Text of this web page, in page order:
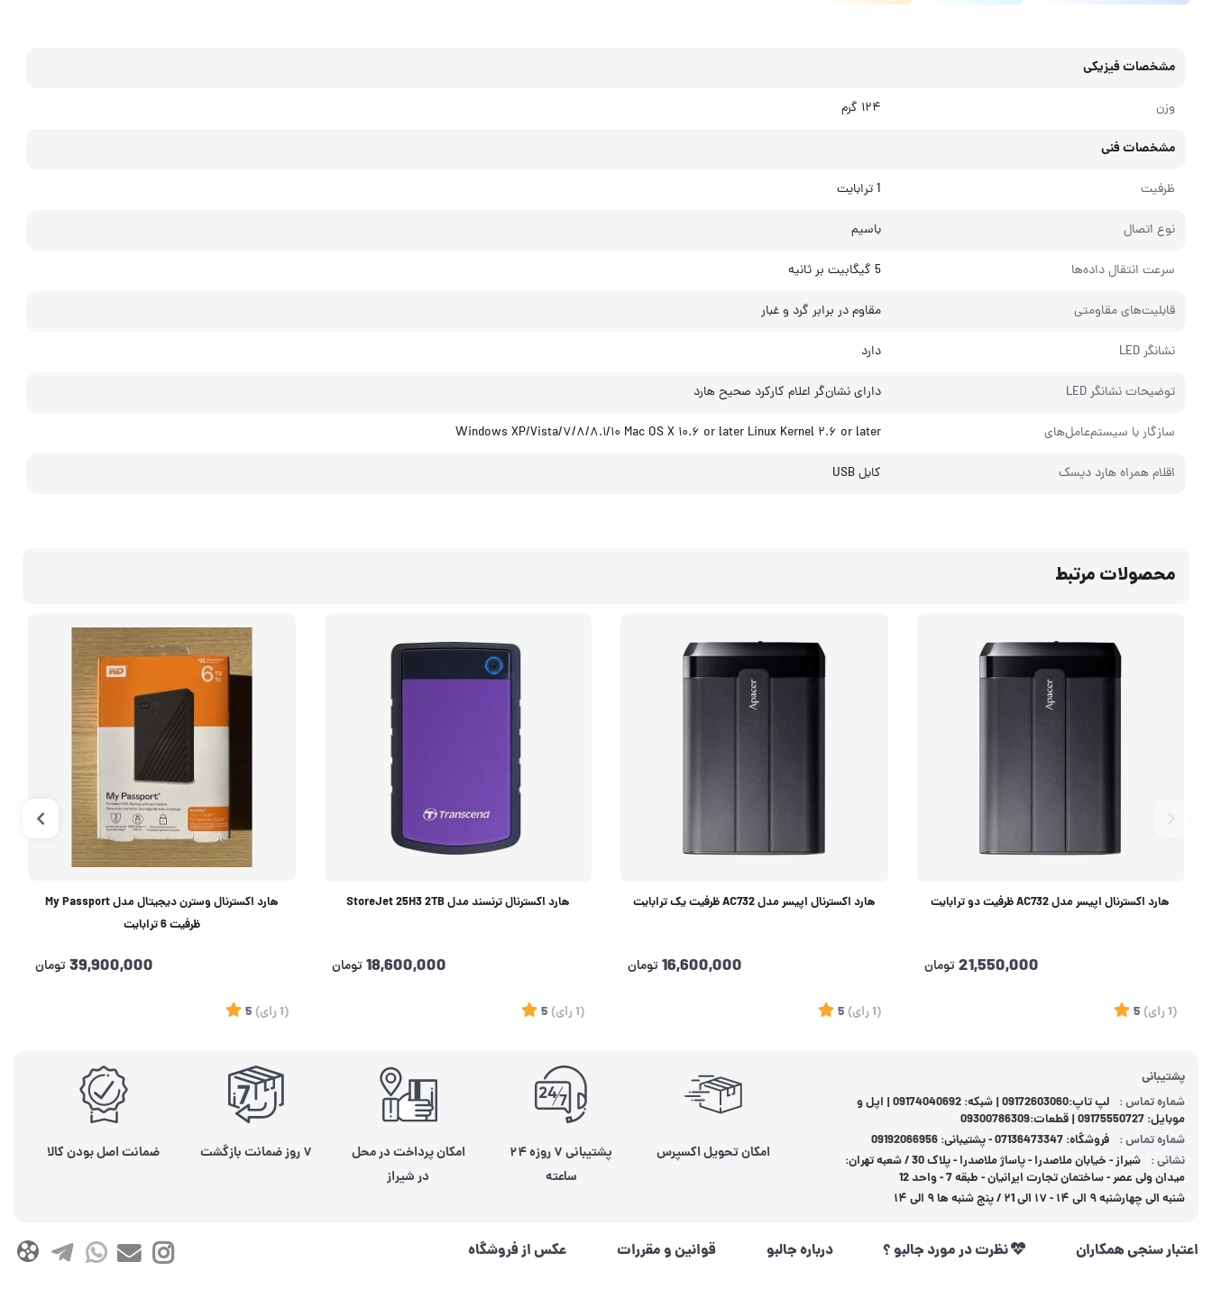
مشخصات فیزیکی
وزن ۱۲۴ گرم
مشخصات فنی
ظرفیت 1 ترابایت
نوع اتصال باسیم
سرعت انتقال داده‌ها 5 گیگابیت بر ثانیه
قابلیت‌های مقاومتی مقاوم در برابر گرد و غبار
نشانگر LED دارد
توضیحات نشانگر LED دارای نشان‌گر اعلام کارکرد صحیح هارد
سازگار با سیستم‌عامل‌های Windows XP/Vista/۷/۸/۸.۱/۱۰ Mac OS X ۱۰.۶ or later Linux Kernel ۲.۶ or later
اقلام همراه هارد دیسک کابل USB
محصولات مرتبط
هارد اکسترنال اپیسر مدل AC732 ظرفیت دو ترابایت
21,550,000 تومان
(1 رای)
5
هارد اکسترنال اپیسر مدل AC732 ظرفیت یک ترابایت
16,600,000تومان
(1 رای)
5
هارد اکسترنال ترنسند مدل StoreJet 25H3 2TB
18,600,000 تومان
(1 رای)
5
هارد اکسترنال وسترن دیجیتال مدل My Passport
ظرفیت 6 ترابایت
39,900,000تومان
(1 رای)
5
پشتیبانی
شماره تماس :
لپ تاپ:09172603060 | شبکه: 09174040692 | اپل و
موبایل: 09175550727 | قطعات:09300786309
شماره تماس : فروشگاه: 07136473347 - پشتیبانی: 09192066956
نشانی :
شیراز - خیابان ملاصدرا - پاساژ ملاصدرا - پلاک 30 / شعبه تهران:
میدان ولی عصر - ساختمان تجارت ایرانیان - طبقه 7 - واحد 12
شنبه الی چهارشنبه ۹ الی ۱۴ - ۱۷ الی ۲1 / پنج شنبه ها ۹ الی ۱۴
امکان تحویل اکسپرس
پشتیبانی ۷ روزه ۲۴
ساعته
امکان پرداخت در محل
در شیراز
۷ روز ضمانت بازگشت ضمانت اصل بودن کالا
اعتبار سنجی همکاران نظرت در مورد جالبو ؟ درباره جالبو قوانین و مقررات عکس از فروشگاه